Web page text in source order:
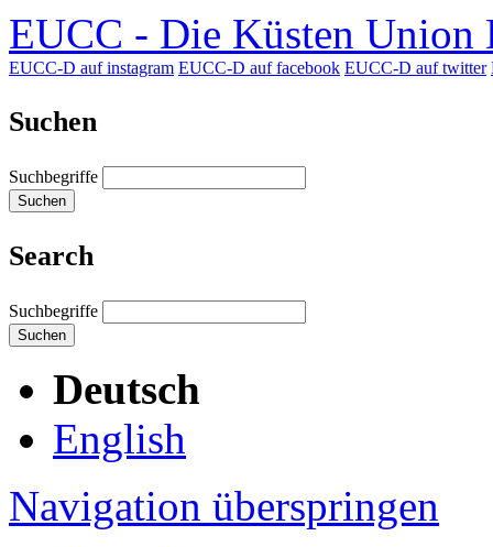
EUCC - Die Küsten Union
EUCC-D auf instagram EUCC-D auf facebook EUCC-D auf twitter
Suchen
Suchbegriffe
Suchen
Search
Suchbegriffe
Suchen
Deutsch
English
Navigation überspringen